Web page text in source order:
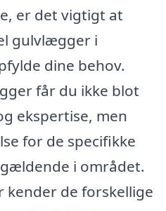
er det vigtigt at
gulvlægger i
dine behov.
får du ikke blot
ekspertise, men
for de specifikke
i området.
kender de forskellige